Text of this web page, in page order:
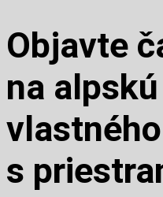
Objavte
na
s